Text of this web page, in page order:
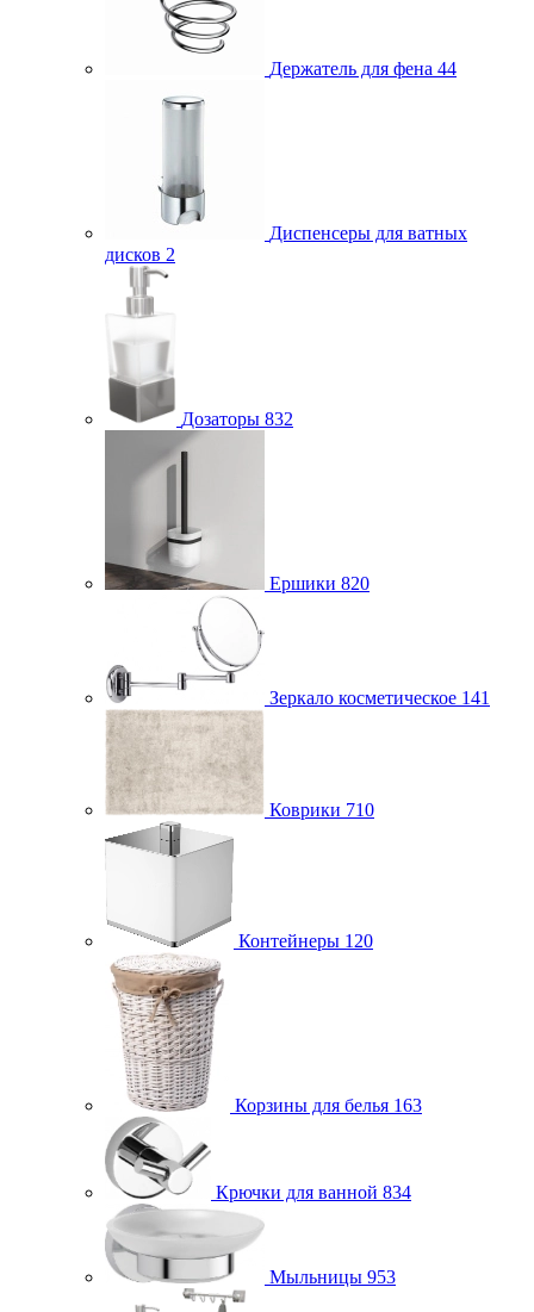
Держатель для фена 44
Диспенсеры для ватных
дисков 2
Дозаторы 832
Ершики 820
Зеркало косметическое 141
Коврики 710
Контейнеры 120
Корзины для белья 163
Крючки для ванной 834
Мыльницы 953